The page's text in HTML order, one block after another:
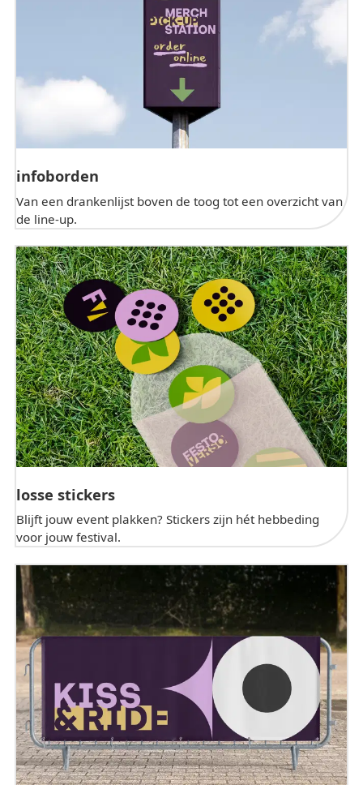
infoborden
Van een drankenlijst boven de toog tot een overzicht van
de line-up.
losse stickers
Blijft jouw event plakken? Stickers zijn hét hebbeding
voor jouw festival.